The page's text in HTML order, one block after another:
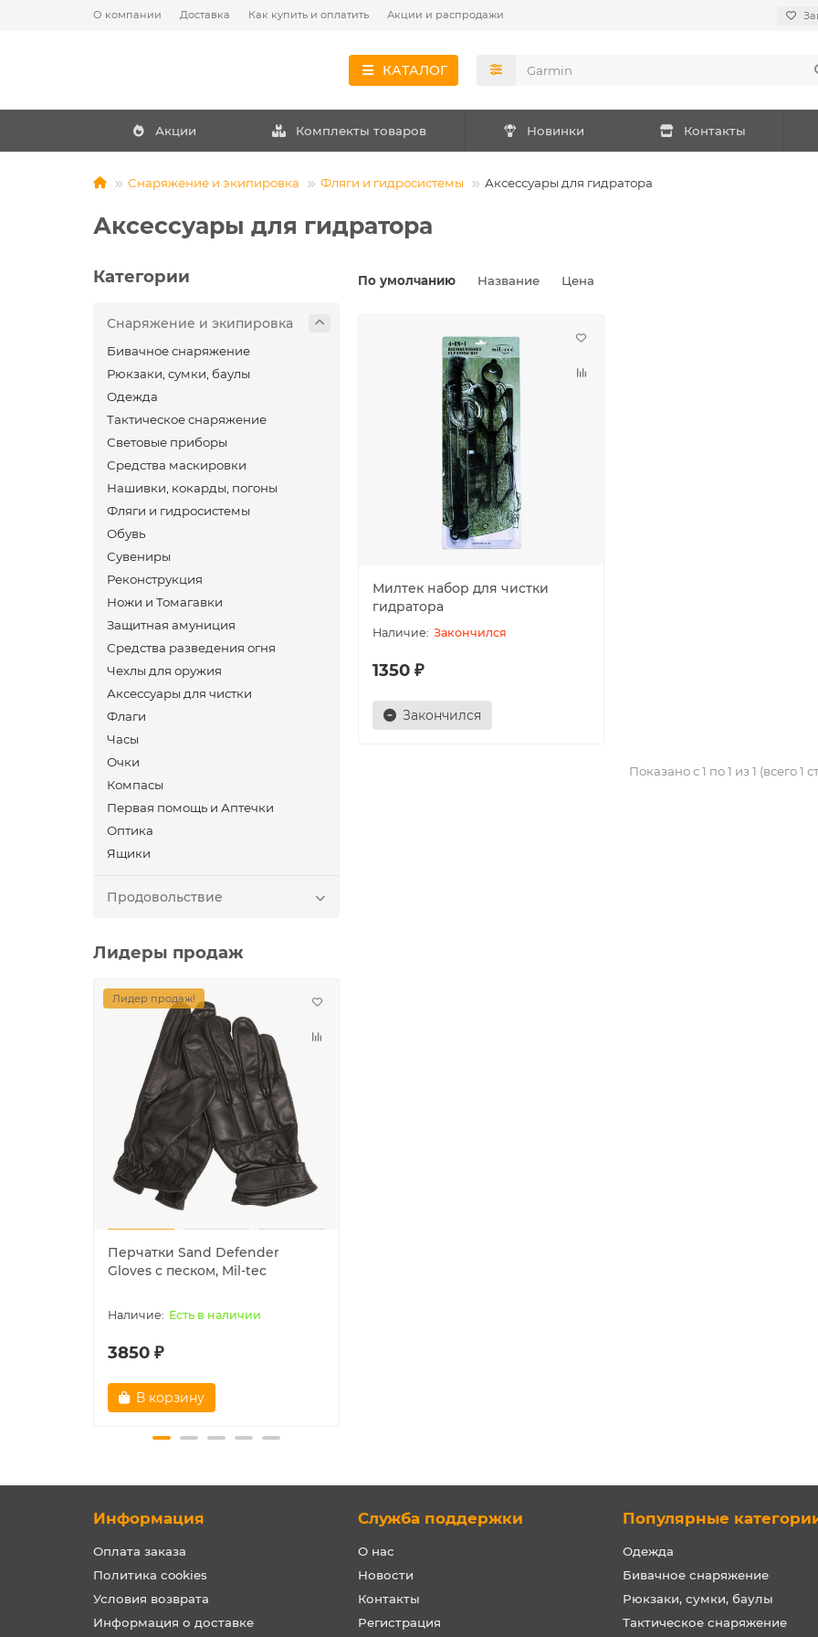
О компании Доставка Как купить и оплатить Акции и распродажи
КАТАЛОГ
Акции Комплекты товаров Новинки Контакты
Снаряжение и экипировка Фляги и гидросистемы Аксессуары для гидратора
Аксессуары для гидратора
Категории
Снаряжение и экипировка
Бивачное снаряжение
Рюкзаки, сумки, баулы
Одежда
Тактическое снаряжение
Световые приборы
Средства маскировки
Нашивки, кокарды, погоны
Фляги и гидросистемы
Обувь
Сувениры
Реконструкция
Ножи и Томагавки
Защитная амуниция
Средства разведения огня
Чехлы для оружия
Аксессуары для чистки
Флаги
Часы
Очки
Компасы
Первая помощь и Аптечки
Оптика
Ящики
Продовольствие
Лидеры продаж
Лидер продаж!
Перчатки Sand Defender
Gloves с песком, Mil-tec
Есть в наличии
3850 ₽
В корзину
По умолчанию Название Цена
Милтек набор для чистки
гидратора
Закончился
1350 ₽
Закончился
Показано с 1 по 1 из 1 (всего 1
Информация
Оплата заказа
Политика cookies
Условия возврата
Информация о доставке
Служба поддержки
О нас
Новости
Контакты
Регистрация
Популярные
Одежда
Бивачное снаряжение
Рюкзаки, сумки, баулы
Тактическое снаряжение